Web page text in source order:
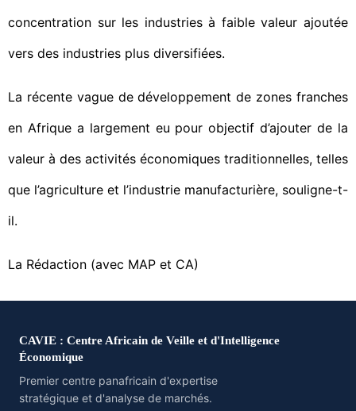
concentration sur les industries à faible valeur ajoutée
vers des industries plus diversifiées.
La récente vague de développement de zones franches
en Afrique a largement eu pour objectif d’ajouter de la
valeur à des activités économiques traditionnelles, telles
que l’agriculture et l’industrie manufacturière, souligne-t-
il.
La Rédaction (avec MAP et CA)
CAVIE : Centre Africain de Veille et d'Intelligence
Économique
Premier centre panafricain d'expertise
stratégique et d'analyse de marchés.